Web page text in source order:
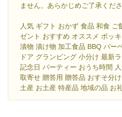
ません。あらかじめご了承くださ
人気 ギフト おかず 食品 和食 ご
ゼント おすすめ オススメ ポッ
漬物 漬け物 加工食品 BBQ バー
ドア グランピング 小分け 最新
記念日 パーティー おうち時間
取寄せ 贈答用 贈答品 おすそ分
土産 お土産 特産品 地域の品 お